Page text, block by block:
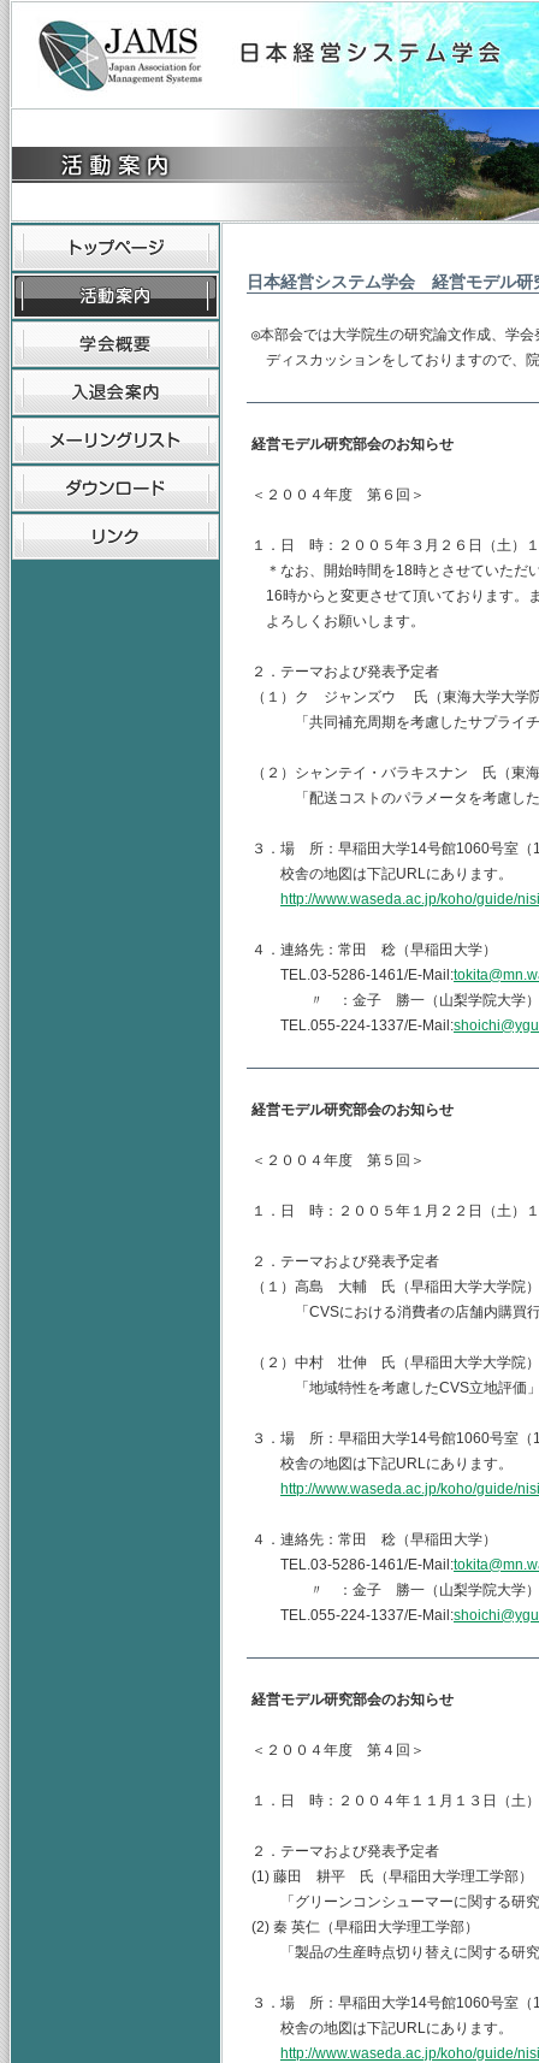
日本経営システム学会 経営モデル研
◎本部会では大学院生の研究論文作成、学
ディスカッションをしておりますので、
経営モデル研究部会のお知らせ
＜２００４年度 第６回＞
１．日 時：２００５年３月２６日（土）
＊なお、開始時間を18時とさせていただ
16時からと変更させて頂いております。
よろしくお願いします。
２．テーマおよび発表予定者
（１）ク ジャンズウ 氏（東海大学大学
「共同補充周期を考慮したサプライチ
（２）シャンテイ・バラキスナン 氏（東
「配送コストのパラメータを考慮した
３．場 所：早稲田大学14号館1060号室（
校舎の地図は下記URLにあります。
http://www.waseda.ac.jp/koho/guide/
４．連絡先：常田 稔（早稲田大学）
TEL.03-5286-1461/E-Mail:
〃 ：金子 勝一（山梨学院大学）
TEL.055-224-1337/E-Mail:
経営モデル研究部会のお知らせ
＜２００４年度 第５回＞
１．日 時：２００５年１月２２日（土）
２．テーマおよび発表予定者
（１）高島 大輔 氏（早稲田大学大学院）
「CVSにおける消費者の店舗内購買行
（２）中村 壮伸 氏（早稲田大学大学院）
「地域特性を考慮したCVS立地評価
３．場 所：早稲田大学14号館1060号室（
校舎の地図は下記URLにあります。
http://www.waseda.ac.jp/koho/guide/
４．連絡先：常田 稔（早稲田大学）
TEL.03-5286-1461/E-Mail:
〃 ：金子 勝一（山梨学院大学）
TEL.055-224-1337/E-Mail:
経営モデル研究部会のお知らせ
＜２００４年度 第４回＞
１．日 時：２００４年１１月１３日（土
２．テーマおよび発表予定者
(1) 藤田 耕平 氏（早稲田大学理工学部）
「グリーンコンシューマーに関する研
(2) 秦 英仁（早稲田大学理工学部）
「製品の生産時点切り替えに関する研
３．場 所：早稲田大学14号館1060号室（
校舎の地図は下記URLにあります。
http://www.waseda.ac.jp/koho/guide/